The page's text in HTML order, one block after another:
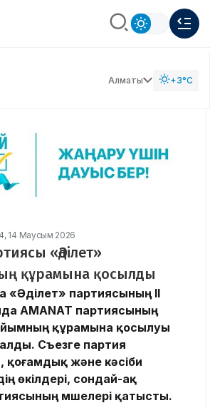
Алматы +3°C
14 Маусым 2026
«Әділет»
құрамына қосылды
«Әділет» партиясының II
AMANAT партиясының
құрамына қосылуы
Съезге партия
қоғамдық және кәсіби
өкілдері, сондай-ақ
мүшелері қатысты.